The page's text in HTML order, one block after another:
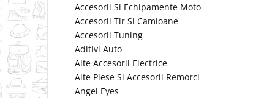
Accesorii Si Echipamente Moto
Accesorii Tir Si Camioane
Accesorii Tuning
Aditivi Auto
Alte Accesorii Electrice
Alte Piese Si Accesorii Remorci
Angel Eyes